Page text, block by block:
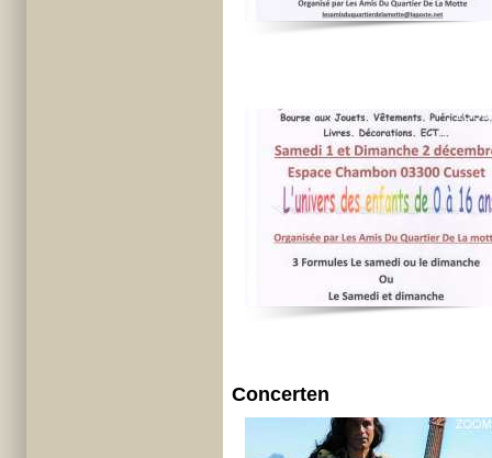
Concerten